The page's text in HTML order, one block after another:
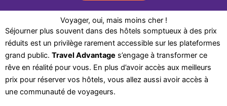
Voyager, oui, mais moins cher !
Séjourner plus souvent dans des hôtels somptueux à des prix
réduits est un privilège rarement accessible sur les plateformes
grand public. Travel Advantage s’engage à transformer ce
rêve en réalité pour vous. En plus d’avoir accès aux meilleurs
prix pour réserver vos hôtels, vous allez aussi avoir accès à
une communauté de voyageurs.